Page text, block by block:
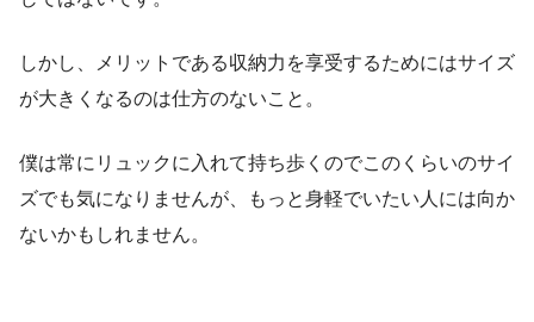
しかし、メリットである収納力を享受するためにはサイズ
が大きくなるのは仕方のないこと。
僕は常にリュックに入れて持ち歩くのでこのくらいのサイ
ズでも気になりませんが、もっと身軽でいたい人には向か
ないかもしれません。